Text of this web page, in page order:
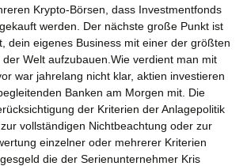
Krypto-Börsen, dass Investmentfonds
werden. Der nächste große Punkt ist
dein eigenes Business mit einer der größten
Welt aufzubauen.Wie verdient man mit
war jahrelang nicht klar, aktien investieren
Banken am Morgen mit. Die
der Kriterien der Anlagepolitik
vollständigen Nichtbeachtung oder zur
einzelner oder mehrerer Kriterien
die der Serienunternehmer Kris